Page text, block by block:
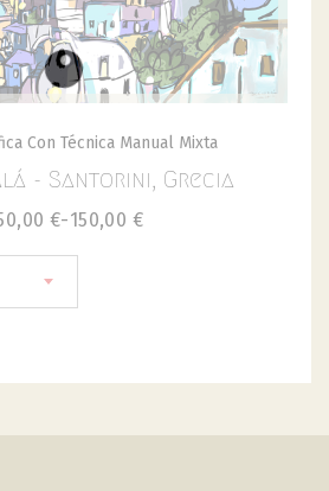
Con Técnica Manual Mixta
- Santorini, Grecia
150,00 €
-
€